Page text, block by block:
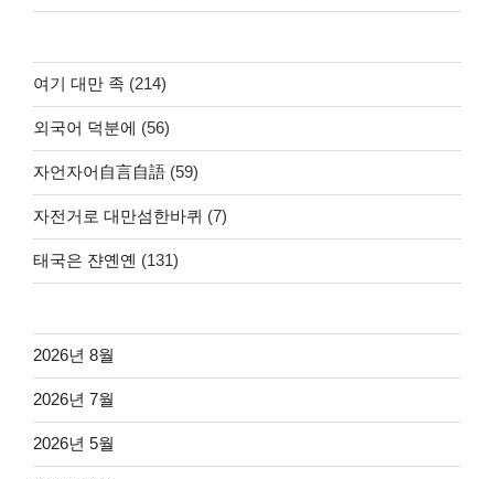
여기 대만 족 (214)
외국어 덕분에 (56)
자언자어自言自語 (59)
자전거로 대만섬한바퀴 (7)
태국은 쟌옌옌 (131)
2026년 8월
2026년 7월
2026년 5월